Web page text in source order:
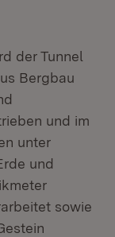
der Tunnel
Bergbau
und im
unter
und
sowie